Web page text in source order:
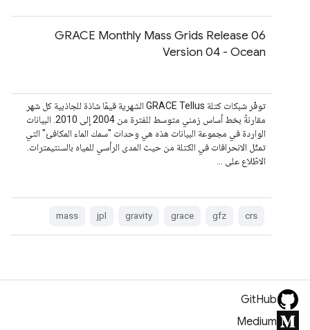
GRACE Monthly Mass Grids Release 06
Version 04 - Ocean
توفّر شبكات كتلة GRACE Tellus الشهرية قيمًا شاذة للجاذبية كل شهر
مقارنةً بخط أساس زمني متوسط للفترة من 2004 إلى 2010. البيانات
الواردة في مجموعة البيانات هذه هي وحدات "سمك الماء المكافئ" التي
تمثّل الانحرافات في الكتلة من حيث المدى الرأسي للمياه بالسنتيمترات.
الاطّلاع على …
crs
gfz
grace
gravity
jpl
mass
GitHub
Medium